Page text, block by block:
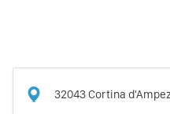
32043Cortina